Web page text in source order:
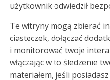
użytkownik odwiedził
Te witryny mogą zbierać
ciasteczek, dołączać
i monitorować twoje
włączając w to śledzenie
materiałem, jeśli